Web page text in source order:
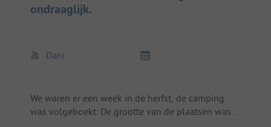
ondraaglijk.
Dani
We waren er een week in de herfst, de camping
was volgeboekt. De grootte van de plaatsen was